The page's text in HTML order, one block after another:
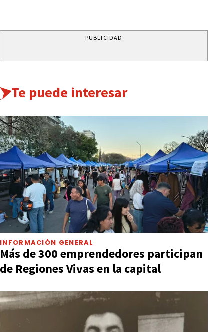
PUBLICIDAD
Te puede interesar
INFORMACIÓN GENERAL
Más de 300 emprendedores participan
de Regiones Vivas en la capital